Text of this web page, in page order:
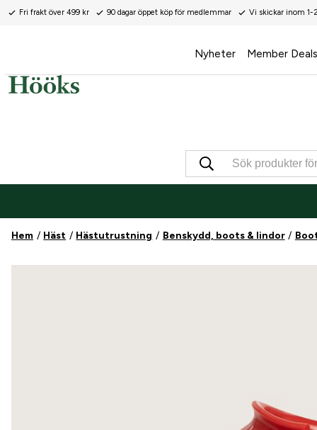
Fri frakt över 499 kr 90 dagar öppet köp för medlemmar Vi skickar inom 1-
Nyheter Member Deals
Hem Häst Hästutrustning Benskydd, boots & lindor